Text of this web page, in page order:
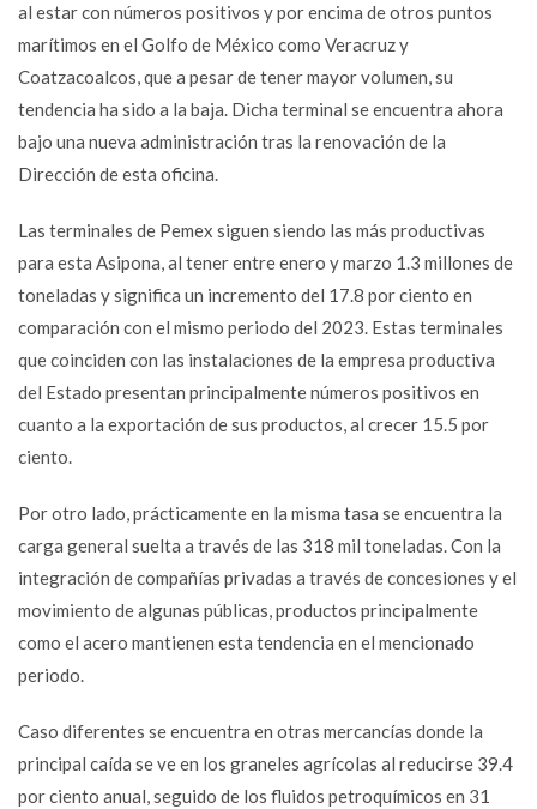
al estar con números positivos y por encima de otros puntos
marítimos en el Golfo de México como Veracruz y
Coatzacoalcos, que a pesar de tener mayor volumen, su
tendencia ha sido a la baja. Dicha terminal se encuentra ahora
bajo una nueva administración tras la renovación de la
Dirección de esta oficina.
Las terminales de Pemex siguen siendo las más productivas
para esta Asipona, al tener entre enero y marzo 1.3 millones de
toneladas y significa un incremento del 17.8 por ciento en
comparación con el mismo periodo del 2023. Estas terminales
que coinciden con las instalaciones de la empresa productiva
del Estado presentan principalmente números positivos en
cuanto a la exportación de sus productos, al crecer 15.5 por
ciento.
Por otro lado, prácticamente en la misma tasa se encuentra la
carga general suelta a través de las 318 mil toneladas. Con la
integración de compañías privadas a través de concesiones y el
movimiento de algunas públicas, productos principalmente
como el acero mantienen esta tendencia en el mencionado
periodo.
Caso diferentes se encuentra en otras mercancías donde la
principal caída se ve en los graneles agrícolas al reducirse 39.4
por ciento anual, seguido de los fluidos petroquímicos en 31